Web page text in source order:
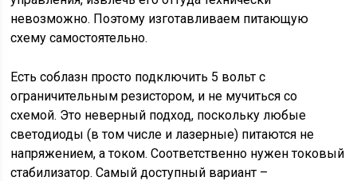
невозможно. Поэтому изготавливаем питающую
схему самостоятельно.
Есть соблазн просто подключить 5 вольт с
ограничительным резистором, и не мучиться со
схемой. Это неверный подход, поскольку любые
светодиоды (в том числе и лазерные) питаются не
напряжением, а током. Соответственно нужен токовый
стабилизатор. Самый доступный вариант –